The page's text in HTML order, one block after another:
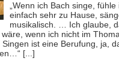
„Wenn ich Bach singe, fühle
einfach sehr zu Hause,
musikalisch. … Ich glaube,
wenn ich nicht im
ist eine Berufung, ja,
[...]